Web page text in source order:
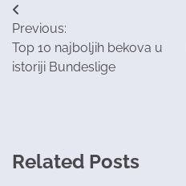
Post
navigation
Previous:
Top 10 najboljih bekova u
istoriji Bundeslige
Related Posts